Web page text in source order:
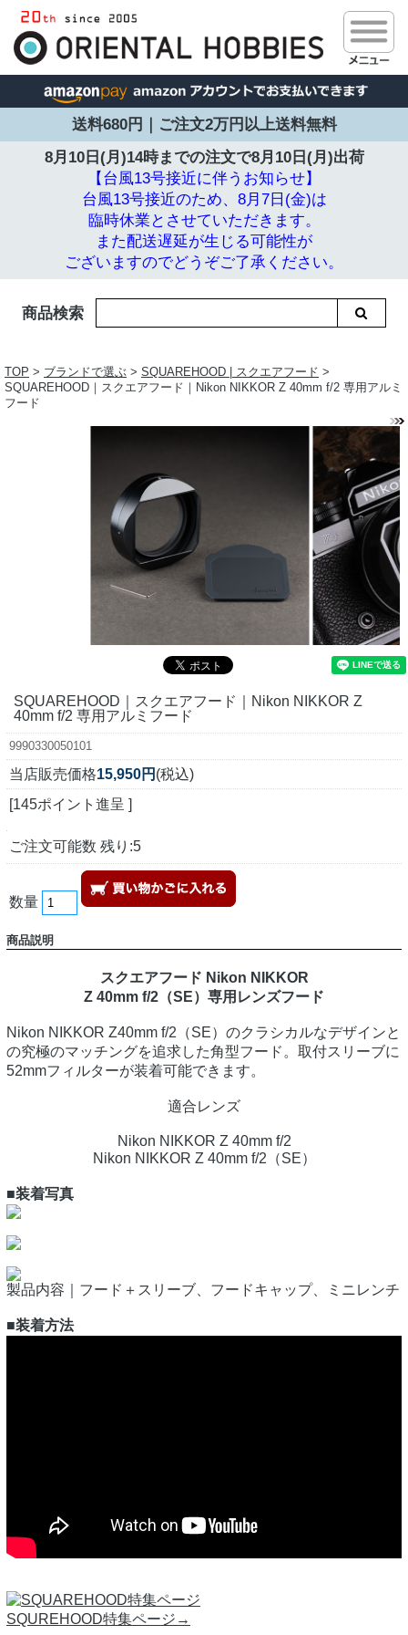
送料680円｜ご注文2万円以上送料無料
8月10日(月)14時までの注文で8月10日(月)出荷
【台風13号接近に伴うお知らせ】
台風13号接近のため、8月7日(金)は
臨時休業とさせていただきます。
また配送遅延が生じる可能性が
ございますのでどうぞご了承ください。
商品検索
TOP > ブランドで選ぶ > SQUAREHOOD | スクエアフード >
SQUAREHOOD｜スクエアフード｜Nikon NIKKOR Z 40mm f/2 専用アルミ
フード
SQUAREHOOD｜スクエアフード｜Nikon NIKKOR Z
40mm f/2 専用アルミフード
9990330050101
当店販売価格15,950円 (税込)
[145ポイント進呈 ]
ご注文可能数 残り:5
数量
商品説明
スクエアフード Nikon NIKKOR
Z 40mm f/2（SE）専用レンズフード
Nikon NIKKOR Z40mm f/2（SE）のクラシカルなデザインと
の究極のマッチングを追求した角型フード。取付スリーブに
52mmフィルターが装着可能できます。
適合レンズ
Nikon NIKKOR Z 40mm f/2
Nikon NIKKOR Z 40mm f/2（SE）
■装着写真
製品内容｜フード＋スリーブ、フードキャップ、ミニレンチ
■装着方法
SQUREHOOD特集ページ→